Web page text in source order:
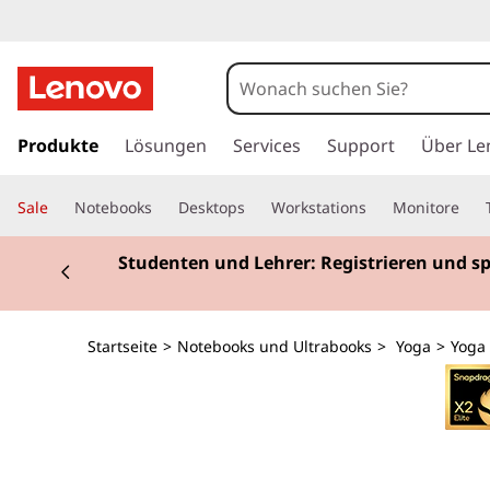
o
g
a
S
i
u
a
u
i
Produkte Lösungen Services Support Über
Sale Notebooks Desktops Workstations Monitore
Studenten und Lehrer: Registrieren und
Currently displaying item 2 of 3
Startseite > Notebooks und Ultrabooks > Yoga >